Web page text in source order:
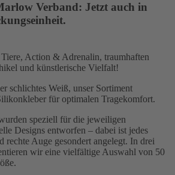
Verband: Jetzt auch in
Action & Adrenalin, traumhaften
und künstlerische Vielfalt!
schlichtes Weiß, unser Sortiment
für optimalen Tragekomfort.
speziell für die jeweiligen
Designs entworfen – dabei ist jedes
rechte Auge gesondert angelegt. In drei
wir eine vielfältige Auswahl von 50